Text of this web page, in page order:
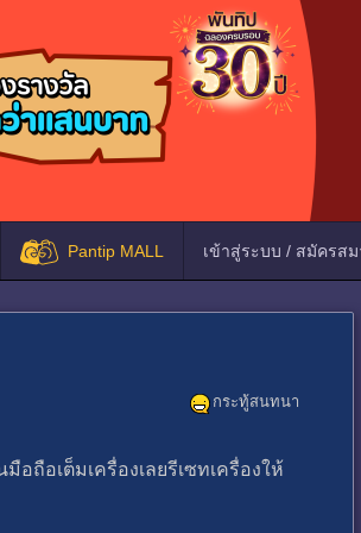
Pantip MALL เข้าสู่ระบบ / สมัครส
กระทู้สนทนา
ถือเต็มเครื่องเลยรีเซทเครื่องให้